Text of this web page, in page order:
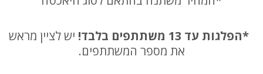
*הפלגות עד 13 משתתפים בלבד!
יש לציין מראש
את מספר המשתתפים.